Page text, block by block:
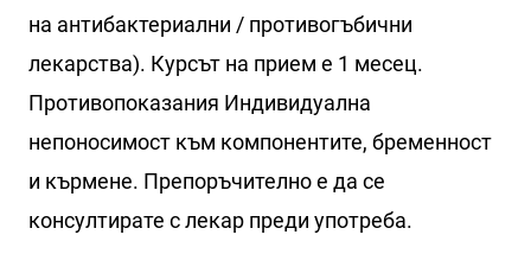
на антибактериални / противогъбични
лекарства). Курсът на прием е 1 месец.
Противопоказания Индивидуална
непоносимост към компонентите, бременност
и кърмене. Препоръчително е да се
консултирате с лекар преди употреба.